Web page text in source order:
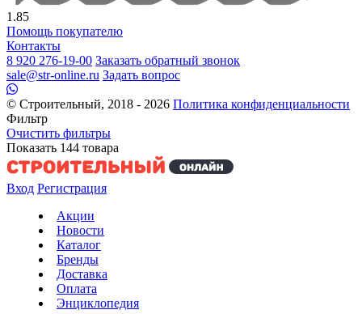
1.85
Помощь покупателю
Контакты
8 920 276-19-00 Заказать обратный звонок
sale@str-online.ru Задать вопрос
© Строительный, 2018 - 2026 Политика конфиденциальности
Фильтр
Очистить фильтры
Показать 144 товара
Вход Регистрация
Акции
Новости
Каталог
Бренды
Доставка
Оплата
Энциклопедия